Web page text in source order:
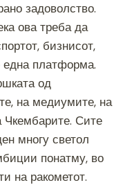
задоволство.
ова треба да
бизнисот,
една платформа.
од
на медиумите, на
Чкембарите. Сите
многу светол
понатму, во
на ракометот.